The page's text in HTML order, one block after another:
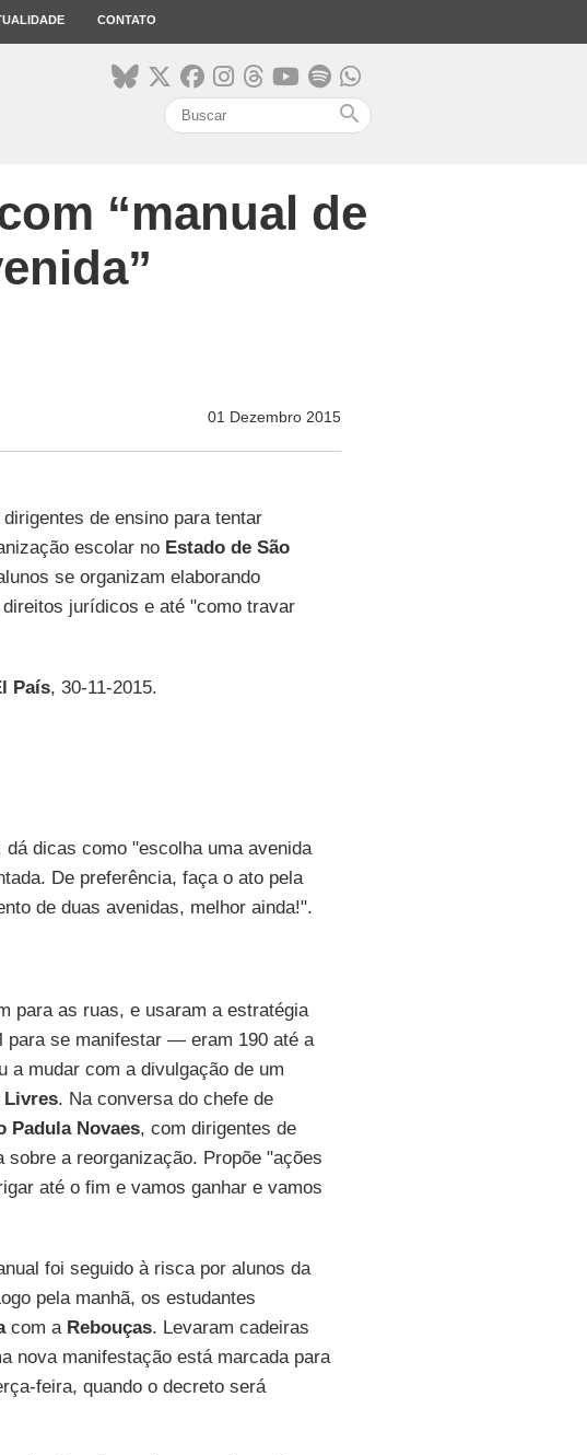
CONTATO
search
“manual de
01 Dezembro 2015
de ensino para tentar
escolar no Estado de São
se organizam elaborando
jurídicos e até "como travar
País, 30-11-2015.
dá dicas como "escolha uma avenida
De preferência, faça o ato pela
de duas avenidas, melhor ainda!".
para as ruas, e usaram a estratégia
para se manifestar — eram 190 até a
a mudar com a divulgação de um
. Na conversa do chefe de
Padula Novaes, com dirigentes de
a reorganização. Propõe "ações
até o fim e vamos ganhar e vamos
foi seguido à risca por alunos da
pela manhã, os estudantes
com a Rebouças. Levaram cadeiras
nova manifestação está marcada para
feira, quando o decreto será